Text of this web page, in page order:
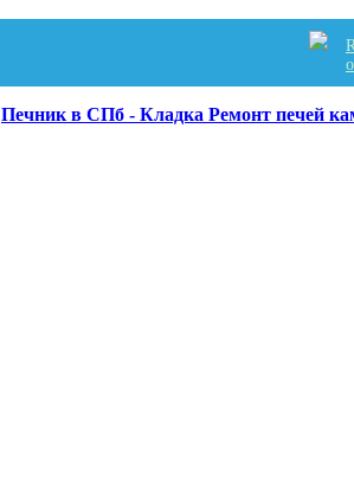
Печник в СПб - Кладка Ремонт печей